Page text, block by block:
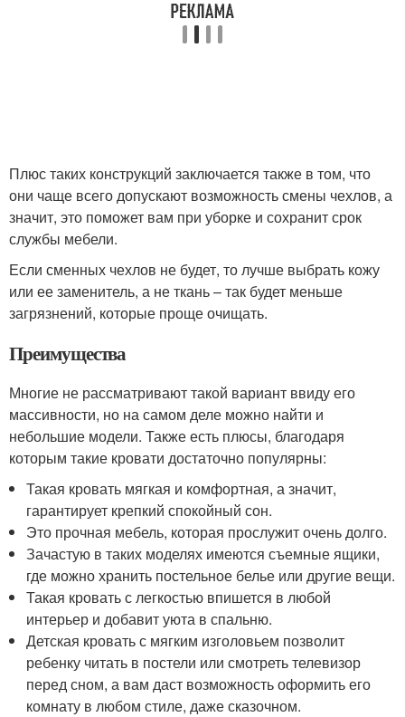
Плюс таких конструкций заключается также в том, что
они чаще всего допускают возможность смены чехлов, а
значит, это поможет вам при уборке и сохранит срок
службы мебели.
Если сменных чехлов не будет, то лучше выбрать кожу
или ее заменитель, а не ткань – так будет меньше
загрязнений, которые проще очищать.
Преимущества
Многие не рассматривают такой вариант ввиду его
массивности, но на самом деле можно найти и
небольшие модели. Также есть плюсы, благодаря
которым такие кровати достаточно популярны:
Такая кровать мягкая и комфортная, а значит,
гарантирует крепкий спокойный сон.
Это прочная мебель, которая прослужит очень долго.
Зачастую в таких моделях имеются съемные ящики,
где можно хранить постельное белье или другие вещи.
Такая кровать с легкостью впишется в любой
интерьер и добавит уюта в спальню.
Детская кровать с мягким изголовьем позволит
ребенку читать в постели или смотреть телевизор
перед сном, а вам даст возможность оформить его
комнату в любом стиле, даже сказочном.